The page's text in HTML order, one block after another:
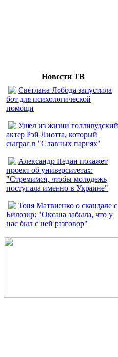
Новости ТВ
Светлана Лобода запустила
бот для психологической
помощи
Ушел из жизни голливудский
актер Рэй Лиотта, который
сыграл в "Славных парнях"
Александр Педан покажет
проект об университетах:
"Стремимся, чтобы молодежь
поступала именно в Украине"
Тоня Матвиенко о скандале с
Билозир: "Оксана забыла, что у
нас был с ней разговор"